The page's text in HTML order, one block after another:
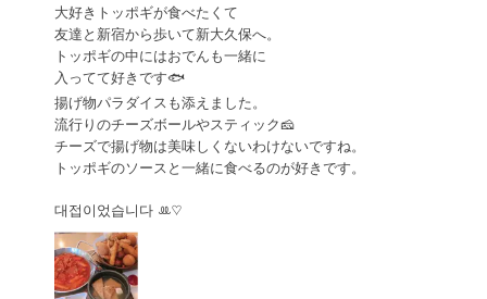
大好きトッポギが食べたくて
友達と新宿から歩いて新大久保へ。
トッポギの中にはおでんも一緒に
入ってて好きです🐟
揚げ物パラダイスも添えました。
流行りのチーズボールやスティック🧀
チーズで揚げ物は美味しくないわけないですね。
トッポギのソースと一緒に食べるのが好きです。
대접이었습니다 ‪ꔛ‬♡‪